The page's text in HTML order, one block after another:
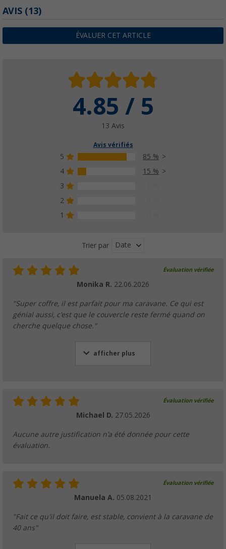
AVIS (13)
ÉVALUER CET ARTICLE
4.85 / 5
13 Avis
Avis vérifiés
5
85 %
4
15 %
3
2
1
Trier par Date
Évaluation vérifiée
Monika R. 22.06.2026
"Super coffre, il est parfait pour ma caravane. Ce qui est
génial aussi, c'est que le couvercle reste fermé quand on
cherche quelque chose."
afficher plus
Évaluation vérifiée
Michael D. 27.05.2026
Aucune autre justification n'a été donnée pour cette
évaluation.
Évaluation vérifiée
Manuela A. 05.08.2021
"Fait ce qu'il doit faire, est stable, convient à la caravane de
40 ans"